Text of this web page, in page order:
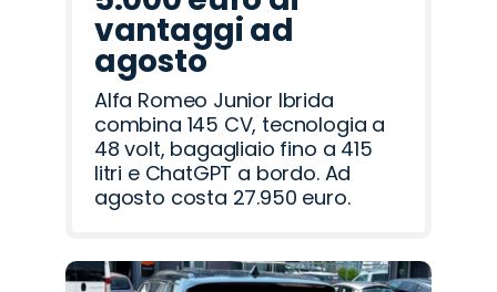
vantaggi ad
agosto
Alfa Romeo Junior Ibrida
combina 145 CV, tecnologia a
48 volt, bagagliaio fino a 415
litri e ChatGPT a bordo. Ad
agosto costa 27.950 euro.